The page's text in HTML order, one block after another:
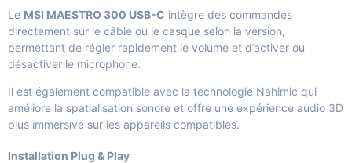
Le MSI MAESTRO 300 USB-C intègre des commandes
directement sur le câble ou le casque selon la version,
permettant de régler rapidement le volume et d’activer ou
désactiver le microphone.
Il est également compatible avec la technologie Nahimic qui
améliore la spatialisation sonore et offre une expérience audio 3D
plus immersive sur les appareils compatibles.
Installation Plug & Play